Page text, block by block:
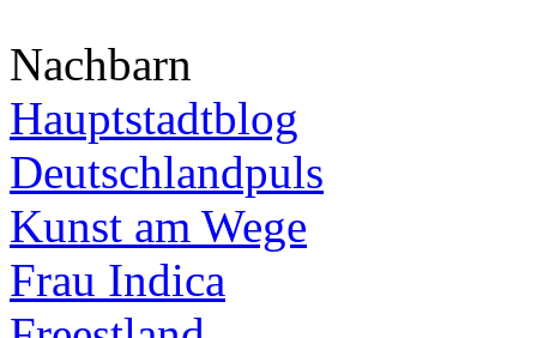
Nachbarn
Hauptstadtblog
Deutschlandpuls
Kunst am Wege
Frau Indica